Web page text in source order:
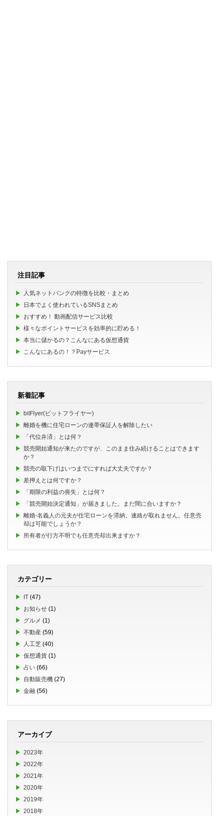
注目記事
人気ネットバンクの特徴を比較・まとめ
日本でよく使われているSNSまとめ
おすすめ！ 動画配信サービス比較
様々なポイントサービスを効率的に貯める！
本当に儲かるの？こんなにある仮想通貨
こんなにあるの！？Payサービス
新着記事
bitFlyer(ビットフライヤー)
離婚を機に住宅ローンの連帯保証人を解除したい
「代位弁済」とは何？
競売開始通知が来たのですが、このまま住み続けることはできます
か？
競売の取下げはいつまでにすれば大丈夫ですか？
差押えとは何ですか？
「期限の利益の喪失」とは何？
「競売開始決定通知」が届きました。まだ間に合いますか？
離婚-名義人の元夫が住宅ローンを滞納。連絡が取れません。任意売
却は可能でしょうか？
所有者が行方不明でも任意売却出来ますか？
カテゴリー
IT (47)
お知らせ (1)
グルメ (1)
不動産 (59)
人工芝 (40)
仮想通貨 (1)
占い (66)
自動販売機 (27)
金融 (56)
アーカイブ
2023年
2022年
2021年
2020年
2019年
2018年